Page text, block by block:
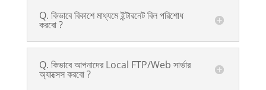
Q. কিভাবে বিকাশে মাধ্যমে ইন্টারনেট বিল পরিশোধ
করবো ?
Q. কিভাবে আপনাদের Local FTP/Web সার্ভার
অ্যাক্সেস করবো ?